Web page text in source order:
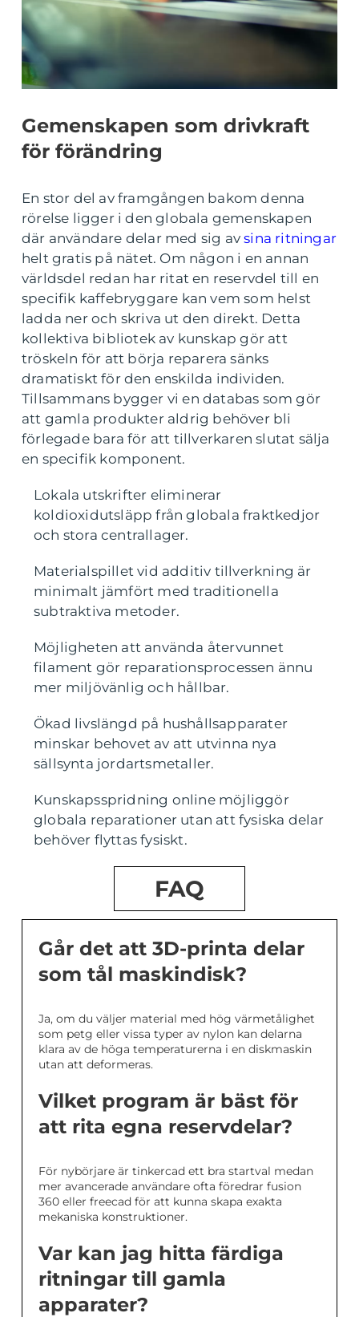
Gemenskapen som drivkraft
för förändring
En stor del av framgången bakom denna
rörelse ligger i den globala gemenskapen
där användare delar med sig avsina ritningar
helt gratis på nätet. Om någon i en annan
världsdel redan har ritat en reservdel till en
specifik kaffebryggare kan vem som helst
ladda ner och skriva ut den direkt. Detta
kollektiva bibliotek av kunskap gör att
tröskeln för att börja reparera sänks
dramatiskt för den enskilda individen.
Tillsammans bygger vi en databas som gör
att gamla produkter aldrig behöver bli
förlegade bara för att tillverkaren slutat sälja
en specifik komponent.
Lokala utskrifter eliminerar
koldioxidutsläpp från globala fraktkedjor
och stora centrallager.
Materialspillet vid additiv tillverkning är
minimalt jämfört med traditionella
subtraktiva metoder.
Möjligheten att använda återvunnet
filament gör reparationsprocessen ännu
mer miljövänlig och hållbar.
Ökad livslängd på hushållsapparater
minskar behovet av att utvinna nya
sällsynta jordartsmetaller.
Kunskapsspridning online möjliggör
globala reparationer utan att fysiska delar
behöver flyttas fysiskt.
FAQ
Går det att 3D-printa delar
som tål maskindisk?
Ja, om du väljer material med hög värmetålighet
som petg eller vissa typer av nylon kan delarna
klara av de höga temperaturerna i en diskmaskin
utan att deformeras.
Vilket program är bäst för
att rita egna reservdelar?
För nybörjare är tinkercad ett bra startval medan
mer avancerade användare ofta föredrar fusion
360 eller freecad för att kunna skapa exakta
mekaniska konstruktioner.
Var kan jag hitta färdiga
ritningar till gamla
apparater?